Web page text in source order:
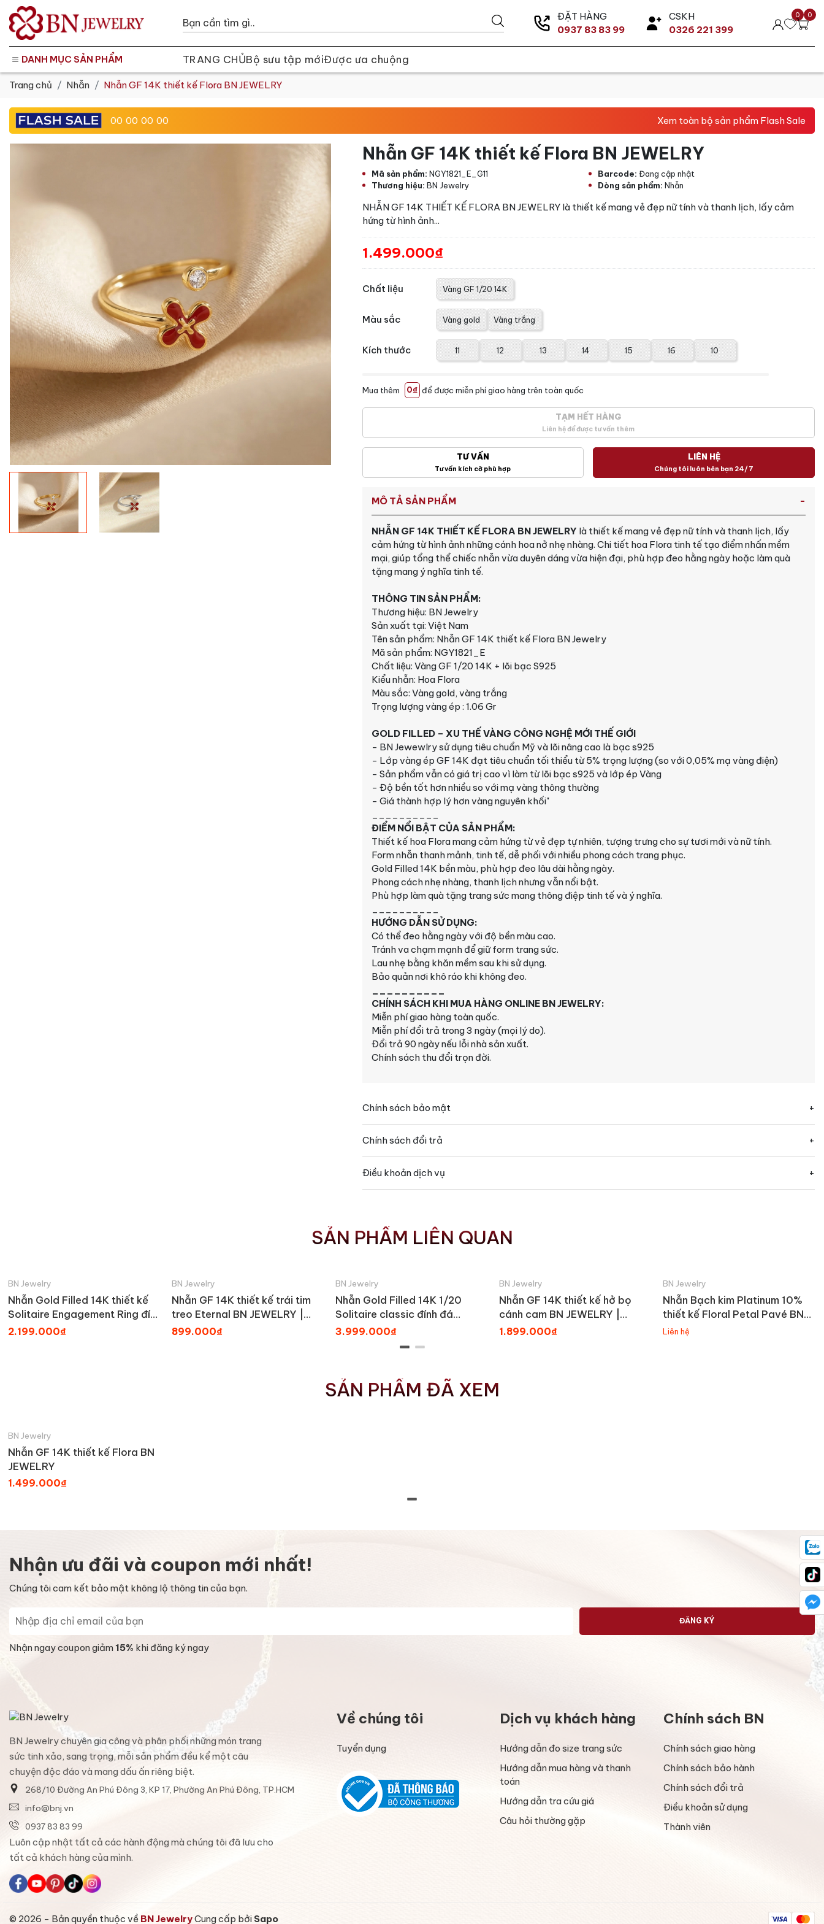
ĐẶT HÀNG
0937 83 83 99
CSKH
0326 221 399
0 0
DANH MỤC SẢN PHẨM TRANG CHỦBộ sưu tập mớiĐược ưa chuộng
Trang chủ Nhẫn Nhẫn GF 14K thiết kế Flora BN JEWELRY
00 00 00 00 Xem toàn bộ sản phẩm Flash Sale
Nhẫn GF 14K thiết kế Flora BN JEWELRY
Mã sản phẩm: NGY1821_E_G11 Barcode: Đang cập nhật
Thương hiệu: BN Jewelry Dòng sản phẩm: Nhẫn
NHẪN GF 14K THIẾT KẾ FLORA BN JEWELRY là thiết kế mang vẻ đẹp nữ tính và thanh lịch, lấy cảm
hứng từ hình ảnh...
1.499.000₫
Chất liệu Vàng GF 1/20 14K
Màu sắc Vàng gold Vàng trắng
Kích thước 11 12 13 14 15 16 10
Mua thêm 0₫ để được miễn phí giao hàng trên toàn quốc
TẠM HẾT HÀNG
Liên hệ để được tư vấn thêm
TƯ VẤN
Tư vấn kích cỡ phù hợp
LIÊN HỆ
Chúng tôi luôn bên bạn 24/7
MÔ TẢ SẢN PHẨM
NHẪN GF 14K THIẾT KẾ FLORA BN JEWELRY là thiết kế mang vẻ đẹp nữ tính và thanh lịch, lấy
cảm hứng từ hình ảnh những cánh hoa nở nhẹ nhàng. Chi tiết hoa Flora tinh tế tạo điểm nhấn mềm
mại, giúp tổng thể chiếc nhẫn vừa duyên dáng vừa hiện đại, phù hợp đeo hằng ngày hoặc làm quà
tặng mang ý nghĩa tinh tế.
THÔNG TIN SẢN PHẨM:
Thương hiệu: BN Jewelry
Sản xuất tại: Việt Nam
Tên sản phẩm: Nhẫn GF 14K thiết kế Flora BN Jewelry
Mã sản phẩm: NGY1821_E
Chất liệu: Vàng GF 1/20 14K + lõi bạc S925
Kiểu nhẫn: Hoa Flora
Màu sắc: Vàng gold, vàng trắng
Trọng lượng vàng ép : 1.06 Gr
GOLD FILLED – XU THẾ VÀNG CÔNG NGHỆ MỚI THẾ GIỚI
- BN Jewewlry sử dụng tiêu chuẩn Mỹ và lõi nâng cao là bạc s925
- Lớp vàng ép GF 14K đạt tiêu chuẩn tối thiểu từ 5% trọng lượng (so với 0,05% mạ vàng điện)
- Sản phẩm vẫn có giá trị cao vì làm từ lõi bạc s925 và lớp ép Vàng
- Độ bền tốt hơn nhiều so với mạ vàng thông thường
- Giá thành hợp lý hơn vàng nguyên khối"
ĐIỂM NỔI BẬT CỦA SẢN PHẨM:
Thiết kế hoa Flora mang cảm hứng từ vẻ đẹp tự nhiên, tượng trưng cho sự tươi mới và nữ tính.
Form nhẫn thanh mảnh, tinh tế, dễ phối với nhiều phong cách trang phục.
Gold Filled 14K bền màu, phù hợp đeo lâu dài hằng ngày.
Phong cách nhẹ nhàng, thanh lịch nhưng vẫn nổi bật.
Phù hợp làm quà tặng trang sức mang thông điệp tinh tế và ý nghĩa.
HƯỚNG DẪN SỬ DỤNG:
Có thể đeo hằng ngày với độ bền màu cao.
Tránh va chạm mạnh để giữ form trang sức.
Lau nhẹ bằng khăn mềm sau khi sử dụng.
Bảo quản nơi khô ráo khi không đeo.
CHÍNH SÁCH KHI MUA HÀNG ONLINEBN JEWELRY:
Miễn phí giao hàng toàn quốc.
Miễn phí đổi trả trong 3 ngày (mọi lý do).
Đổi trả 90 ngày nếu lỗi nhà sản xuất.
Chính sách thu đổi trọn đời.
Chính sách bảo mật
Chính sách đổi trả
Điều khoản dịch vụ
SẢN PHẨM LIÊN QUAN
BN Jewelry
Nhẫn Gold Filled 14K thiết kế
Solitaire Engagement Ring đính
đá Moissanite BN JEWELRY |
2.199.000₫
BN Jewelry
Nhẫn GF 14K thiết kế trái tim
treo Eternal BN JEWELRY |
NGY1852_E
899.000₫
BN Jewelry
Nhẫn Gold Filled 14K 1/20
Solitaire classic đính đá
moissanite BN JEWELRY | đá
12.0 li - NGY1845_E
3.999.000₫
BN Jewelry
Nhẫn GF 14K thiết kế hở bọ
cánh cam BN JEWELRY |
NGY1791_E
1.899.000₫
BN Jewelry
Nhẫn Bạch kim Platinum 10%
thiết kế Floral Petal Pavé BN
JEWELRY | đá 7.0 Ly -
Liên hệ
SẢN PHẨM ĐÃ XEM
BN Jewelry
Nhẫn GF 14K thiết kế Flora BN
JEWELRY
1.499.000₫
Nhận ưu đãi và coupon mới nhất!
Chúng tôi cam kết bảo mật không lộ thông tin của bạn.
ĐĂNG KÝ
Nhận ngay coupon giảm15% khi đăng ký ngay
BN Jewelry chuyên gia công và phân phối những món trang
sức tinh xảo, sang trọng, mỗi sản phẩm đều kể một câu
chuyện độc đáo và mang dấu ấn riêng biệt.
268/10 Đường An Phú Đông 3, KP 17, Phường An Phú Đông, TP.HCM
info@bnj.vn
0937 83 83 99
Luôn cập nhật tất cả các hành động mà chúng tôi đã lưu cho
tất cả khách hàng của mình.
Về chúng tôi
Tuyển dụng
Dịch vụ khách hàng
Hướng dẫn đo size trang sức
Hướng dẫn mua hàng và thanh
toán
Hướng dẫn tra cứu giá
Câu hỏi thường gặp
Chính sách BN
Chính sách giao hàng
Chính sách bảo hành
Chính sách đổi trả
Điều khoản sử dụng
Thành viên
© 2026 - Bản quyền thuộc về BN JewelryCung cấp bởi Sapo